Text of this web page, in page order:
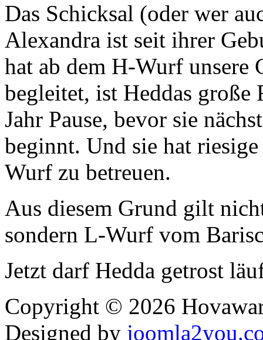
Das Schicksal (oder wer
Alexandra ist seit ihrer
hat ab dem H-Wurf unsere
begleitet, ist Heddas große
Jahr Pause, bevor sie
beginnt. Und sie hat
Wurf zu betreuen.
Aus diesem Grund gilt
sondern L-Wurf vom
Jetzt darf Hedda getrost
Copyright © 2026
Designed by